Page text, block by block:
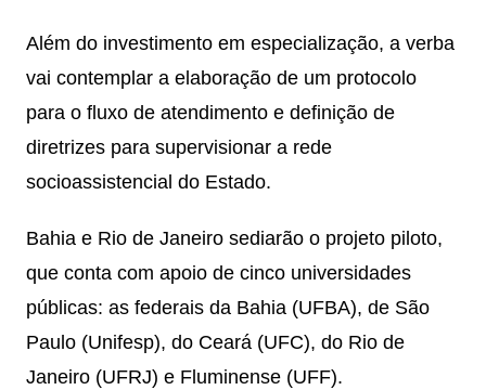
Além do investimento em especialização, a verba
vai contemplar a elaboração de um protocolo
para o fluxo de atendimento e definição de
diretrizes para supervisionar a rede
socioassistencial do Estado.
Bahia e Rio de Janeiro sediarão o projeto piloto,
que conta com apoio de cinco universidades
públicas: as federais da Bahia (UFBA), de São
Paulo (Unifesp), do Ceará (UFC), do Rio de
Janeiro (UFRJ) e Fluminense (UFF).